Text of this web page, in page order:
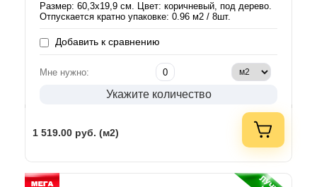
Размер: 60,3х19,9 см. Цвет: коричневый, под дерево.
Отпускается кратно упаковке: 0.96 м2 / 8шт.
Добавить к сравнению
Мне нужно:
Укажите количество
1 519.00 руб. (м2)